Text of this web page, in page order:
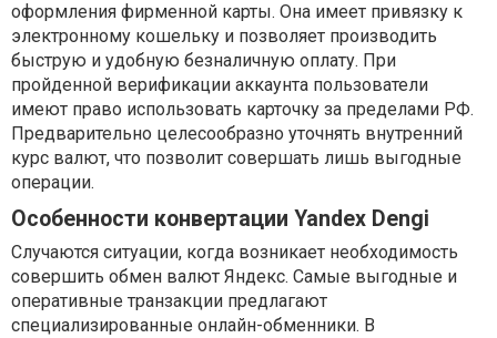
оформления фирменной карты. Она имеет привязку к
электронному кошельку и позволяет производить
быструю и удобную безналичную оплату. При
пройденной верификации аккаунта пользователи
имеют право использовать карточку за пределами РФ.
Предварительно целесообразно уточнять внутренний
курс валют, что позволит совершать лишь выгодные
операции.
Особенности конвертации Yandex Dengi
Случаются ситуации, когда возникает необходимость
совершить обмен валют Яндекс. Самые выгодные и
оперативные транзакции предлагают
специализированные онлайн-обменники. В